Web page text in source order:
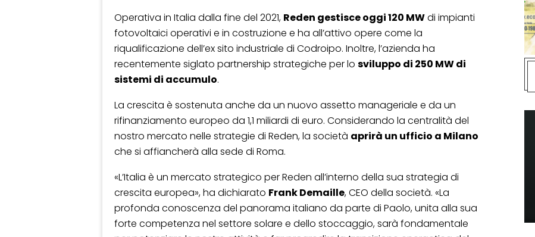
Operativa in Italia dalla fine del 2021, Reden gestisce oggi 120 MWdi impianti
fotovoltaici operativi e in costruzione e ha all’attivo opere come la
riqualificazione dell’ex sito industriale di Codroipo. Inoltre, l’azienda ha
recentemente siglato partnership strategiche per lo sviluppo di 250 MW di
sistemi di accumulo.
La crescita è sostenuta anche da un nuovo assetto manageriale e da un
rifinanziamento europeo da 1,1 miliardi di euro. Considerando la centralità del
nostro mercato nelle strategie di Reden, la società aprirà un ufficio a Milano
che si affiancherà alla sede di Roma.
«L’Italia è un mercato strategico per Reden all’interno della sua strategia di
crescita europea», ha dichiarato Frank Demaille, CEO della società. «La
profonda conoscenza del panorama italiano da parte di Paolo, unita alla sua
forte competenza nel settore solare e dello stoccaggio, sarà fondamentale